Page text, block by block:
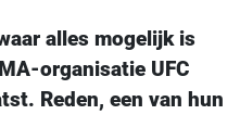
alles mogelijk is
organisatie UFC
Reden, een van hun